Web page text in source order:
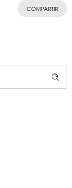
COMPARTIR